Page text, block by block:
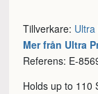
Tillverkare: Ultra
Mer från Ultra
Referens: E-
Holds up to 110